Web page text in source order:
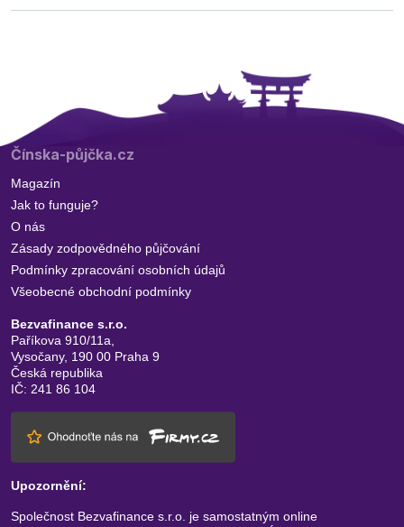
Čínska-půjčka.cz
Magazín
Jak to funguje?
O nás
Zásady zodpovědného půjčování
Podmínky zpracování osobních údajů
Všeobecné obchodní podmínky
Bezvafinance s.r.o.
Paříkova 910/11a,
Vysočany, 190 00 Praha 9
Česká republika
IČ: 241 86 104
Upozornění:
Společnost Bezvafinance s.r.o. je samostatným online